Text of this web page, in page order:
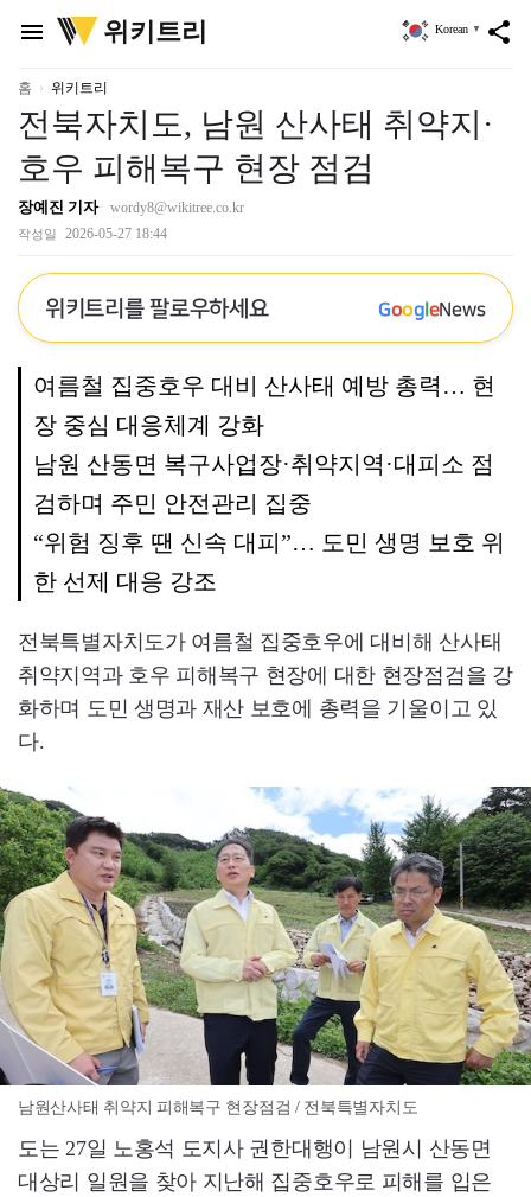
menu
위
키
리
위키트리 share
Korean ▼
홈 위키트리
전북자치도, 남원 산사태 취약지·
호우 피해복구 현장 점검
장예진 기자 wordy8@wikitree.co.kr
작성일 2026-05-27 18:44
위키트리를 팔로우하세요 GoogleNews
여름철 집중호우 대비 산사태 예방 총력… 현
장 중심 대응체계 강화
남원 산동면 복구사업장·취약지역·대피소 점
검하며 주민 안전관리 집중
“위험 징후 땐 신속 대피”… 도민 생명 보호 위
한 선제 대응 강조
전북특별자치도가 여름철 집중호우에 대비해 산사태
취약지역과 호우 피해복구 현장에 대한 현장점검을 강
화하며 도민 생명과 재산 보호에 총력을 기울이고 있
다.
남원산사태 취약지 피해복구 현장점검 / 전북특별자치도
도는 27일 노홍석 도지사 권한대행이 남원시 산동면
대상리 일원을 찾아 지난해 집중호우로 피해를 입은